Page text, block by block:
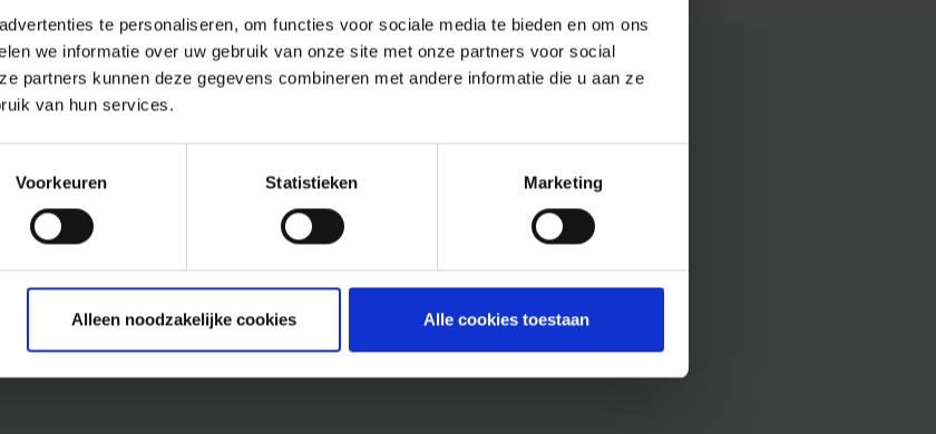
te personaliseren, om functies voor sociale media te bieden en om ons
we informatie over uw gebruik van onze site met onze partners voor social
partners kunnen deze gegevens combineren met andere informatie die u aan ze
van hun services.
Voorkeuren Statistieken Marketing
Alleen noodzakelijke cookies Alle cookies toestaan